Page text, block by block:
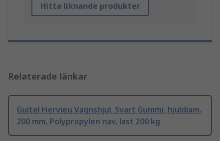
Hitta liknande produkter
Relaterade länkar
Guitel Hervieu Vagnshjul, Svart Gummi, hjuldiam.
200 mm, Polypropylen nav, last 200 kg